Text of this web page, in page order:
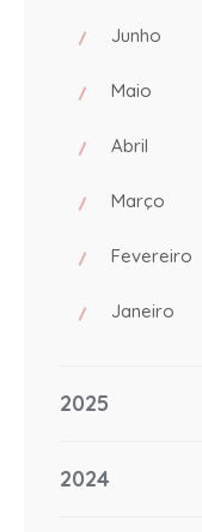
Junho
Maio
Abril
Março
Fevereiro
Janeiro
2025
2024